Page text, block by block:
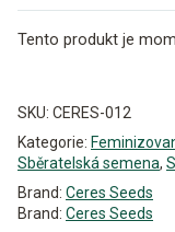
Tento produkt je
SKU: CERES-012
Kategorie:
Sběratelská semena,
Brand: Ceres Seeds
Brand: Ceres Seeds